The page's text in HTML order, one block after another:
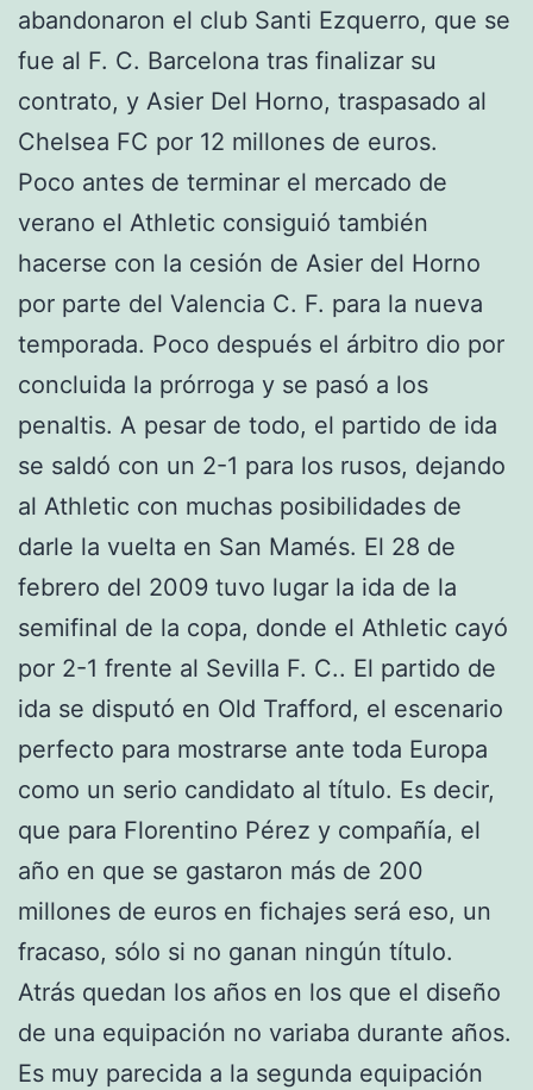
abandonaron el club Santi Ezquerro, que se
fue al F. C. Barcelona tras finalizar su
contrato, y Asier Del Horno, traspasado al
Chelsea FC por 12 millones de euros.
Poco antes de terminar el mercado de
verano el Athletic consiguió también
hacerse con la cesión de Asier del Horno
por parte del Valencia C. F. para la nueva
temporada. Poco después el árbitro dio por
concluida la prórroga y se pasó a los
penaltis. A pesar de todo, el partido de ida
se saldó con un 2-1 para los rusos, dejando
al Athletic con muchas posibilidades de
darle la vuelta en San Mamés. El 28 de
febrero del 2009 tuvo lugar la ida de la
semifinal de la copa, donde el Athletic cayó
por 2-1 frente al Sevilla F. C.. El partido de
ida se disputó en Old Trafford, el escenario
perfecto para mostrarse ante toda Europa
como un serio candidato al título. Es decir,
que para Florentino Pérez y compañía, el
año en que se gastaron más de 200
millones de euros en fichajes será eso, un
fracaso, sólo si no ganan ningún título.
Atrás quedan los años en los que el diseño
de una equipación no variaba durante años.
Es muy parecida a la segunda equipación